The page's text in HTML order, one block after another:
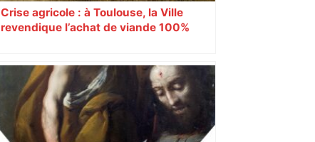
Crise agricole : à Toulouse, la Ville
revendique l’achat de viande 100%